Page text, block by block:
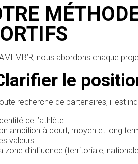
nous abordons chaque
le
recherche de partenaires, il est
de l’athlète
ambition à court, moyen et long
valeurs
zone d’influence (territoriale,